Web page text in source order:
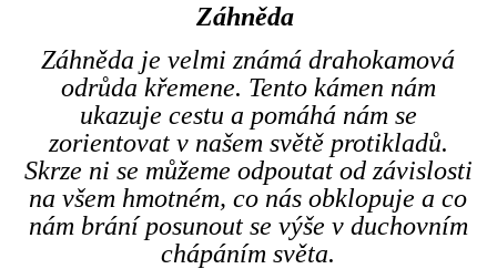
Záhněda
Záhněda je velmi známá drahokamová
odrůda křemene. Tento kámen nám
ukazuje cestu a pomáhá nám se
zorientovat v našem světě protikladů.
Skrze ni se můžeme odpoutat od závislosti
na všem hmotném, co nás obklopuje a co
nám brání posunout se výše v duchovním
chápáním světa.